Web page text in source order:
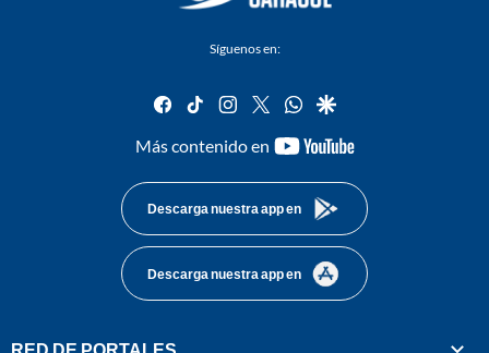
Síguenos en:
facebook
tiktok instagram
twitterwhatsapp
google
Más contenido en
youtube-
Descarga nuestra app en
Descarga nuestra app en
RED DE PORTALES